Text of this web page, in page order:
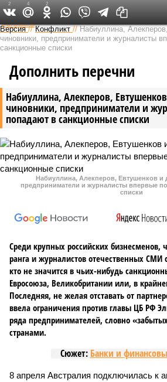
Федеральный выпуск
Версия //Конфликт //Набиуллина,
чиновники, предприниматели и журналисты
санкционные списки
Набиуллина, Алекперов,
чиновники, предприниматели и
попадают в санкционные списки
Дополнить перечни
Набиуллина, Алекперов, Евтушенков и
предприниматели и журналисты впервые
списки
Среди крупных российских бизнесменов,
ранга и журналистов отечественных СМИ
кто не значится в чьих-нибудь
Евросоюза, Великобритании или, в
Последняя, не желая отставать от
ввела ограничения против главы ЦБ РФ
ряда предпринимателей, словно
странами.
Сюжет: Банки и
8 апреля Австралия подключилась к
2 4 2